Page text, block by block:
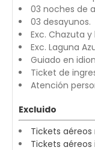
03 noches de
03 desayunos.
Exc. Chazuta
Exc. Laguna
Guiado en
Ticket de
Atención
Excluido
Tickets
Tickets